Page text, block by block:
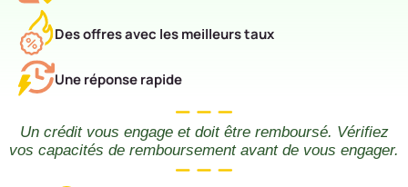
Des offres avec les meilleurs taux
Une réponse rapide
Un crédit vous engage et doit être remboursé. Vérifiez
vos capacités de remboursement avant de vous engager.